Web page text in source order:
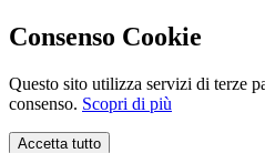
Consenso Cookie
Questo sito utilizza servizi di terze
consenso. Scopri di più
Accetta tutto